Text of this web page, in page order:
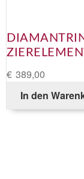
€ 389,00
In den